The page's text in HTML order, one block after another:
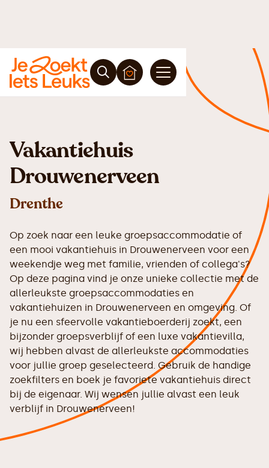
Vakantiehuis
Drouwenerveen
Drenthe
Op zoek naar een leuke groepsaccommodatie of
een mooi vakantiehuis in Drouwenerveen voor een
weekendje weg met familie, vrienden of collega's?
Op deze pagina vind je onze unieke collectie met de
allerleukste groepsaccommodaties en
vakantiehuizen in Drouwenerveen en omgeving. Of
je nu een sfeervolle vakantieboerderij zoekt, een
bijzonder groepsverblijf of een luxe vakantievilla,
wij hebben alvast de allerleukste accommodaties
voor jullie groep geselecteerd. Gebruik de handige
zoekfilters en boek je favoriete vakantiehuis direct
bij de eigenaar. Wij wensen jullie alvast een leuk
verblijf in Drouwenerveen!